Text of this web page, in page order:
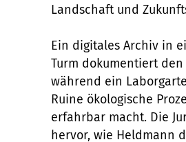
Landschaft und
Ein digitales Archiv in
Turm dokumentiert den
während ein
Ruine ökologische
erfahrbar macht. Die
hervor, wie Heldmann